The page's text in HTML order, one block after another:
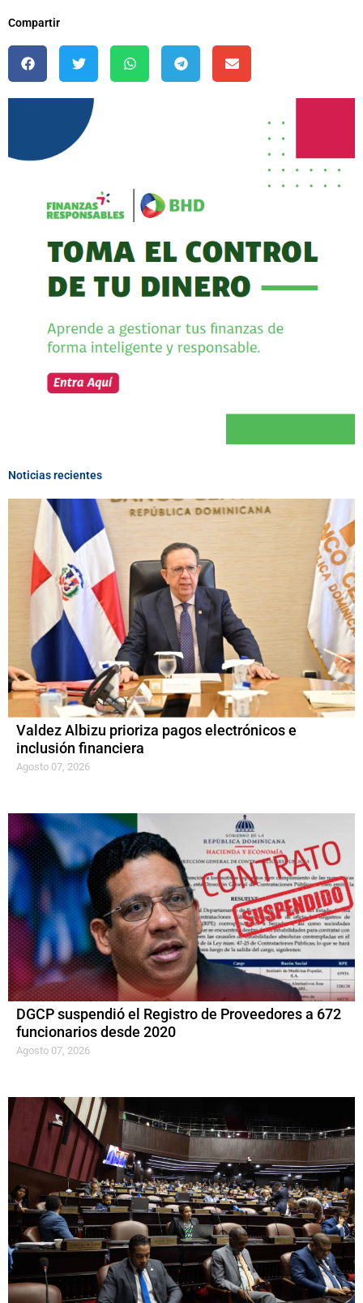
Compartir
Noticias recientes
Valdez Albizu prioriza pagos electrónicos e
inclusión financiera
Agosto 07, 2026
DGCP suspendió el Registro de Proveedores a 672
funcionarios desde 2020
Agosto 07, 2026